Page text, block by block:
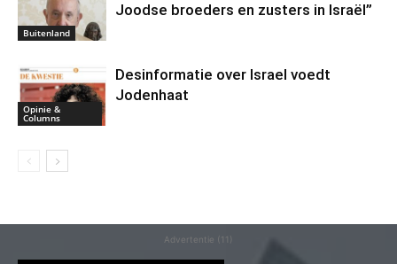
Buitenland
Joodse broeders en zusters in Israël”
Opinie &
Columns
Desinformatie over Israel voedt
Jodenhaat
Advertentie (11)